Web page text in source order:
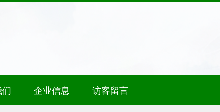
企业信息 访客留言